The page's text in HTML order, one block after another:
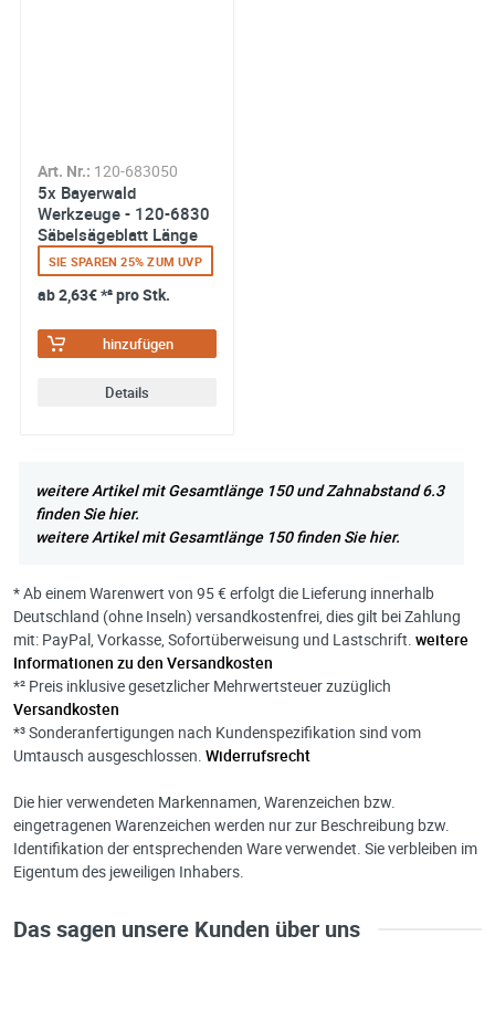
vonHorst W. aus Koeln
am Mittwoch, 19. Oktober 2016
vonHans-Werner E. aus Gernsheim
übersaegeblatt-shop.de
am Freitag, 14. November 2014
sehr schnelle Lieferung, guter Preis
vonBernd G. aus Kleinwallstadt,
übersaegeblatt-shop.de
Art. Nr.: 120-683050
5x Bayerwald
Werkzeuge - 120-6830
Säbelsägeblatt Länge
300 mm
SIE SPAREN 25% ZUM UVP
ab2,63€*² pro Stk.
hinzufügen
Details
weitere Artikel mit Gesamtlänge 150 und Zahnabstand 6.3
finden Sie hier.
weitere Artikel mit Gesamtlänge 150 finden Sie hier.
* Ab einem Warenwert von 95 € erfolgt die Lieferung innerhalb
Deutschland (ohne Inseln) versandkostenfrei, dies gilt bei Zahlung
mit: PayPal, Vorkasse, Sofortüberweisung und Lastschrift. weitere
Informationen zu den Versandkosten
*² Preis inklusive gesetzlicher Mehrwertsteuer zuzüglich
Versandkosten
*³ Sonderanfertigungen nach Kundenspezifikation sind vom
Umtausch ausgeschlossen. Widerrufsrecht
Die hier verwendeten Markennamen, Warenzeichen bzw.
eingetragenen Warenzeichen werden nur zur Beschreibung bzw.
Identifikation der entsprechenden Ware verwendet. Sie verbleiben im
Eigentum des jeweiligen Inhabers.
Das sagen unsere Kunden über uns